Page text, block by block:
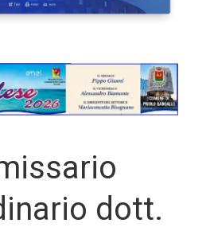
dott.